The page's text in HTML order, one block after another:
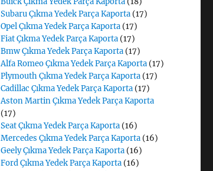
Subaru Çıkma Yedek Parça Kaporta (17)
Opel Çıkma Yedek Parça Kaporta (17)
Fiat Çıkma Yedek Parça Kaporta (17)
Bmw Çıkma Yedek Parça Kaporta (17)
Alfa Romeo Çıkma Yedek Parça Kaporta (17)
Plymouth Çıkma Yedek Parça Kaporta (17)
Cadillac Çıkma Yedek Parça Kaporta (17)
Aston Martin Çıkma Yedek Parça Kaporta
(17)
Seat Çıkma Yedek Parça Kaporta (16)
Mercedes Çıkma Yedek Parça Kaporta (16)
Geely Çıkma Yedek Parça Kaporta (16)
Ford Çıkma Yedek Parça Kaporta (16)